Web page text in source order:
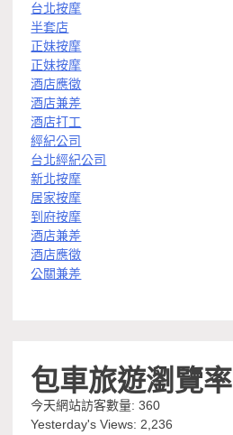
台北按摩
半套店
正妹按摩
正妹按摩
酒店應徵
酒店兼差
酒店打工
經紀公司
台北經紀公司
新北按摩
居家按摩
到府按摩
酒店兼差
酒店應徵
公關兼差
包車旅遊瀏覽率
今天網站訪客數量:360
Yesterday's Views: 2,236